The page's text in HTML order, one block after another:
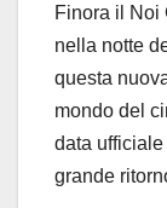
Finora il Noi
nella notte
questa
mondo del
data
grande